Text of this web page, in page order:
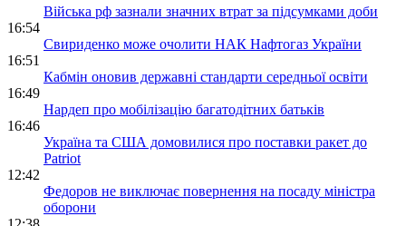
Війська рф зазнали значних втрат за підсумками доби
16:54
Свириденко може очолити НАК Нафтогаз України
16:51
Кабмін оновив державні стандарти середньої освіти
16:49
Нардеп про мобілізацію багатодітних батьків
16:46
Україна та США домовилися про поставки ракет до
Patriot
12:42
Федоров не виключає повернення на посаду міністра
оборони